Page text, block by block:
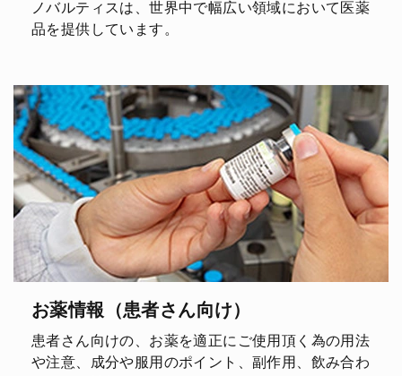
ノバルティスは、世界中で幅広い領域において医薬
品を提供しています。
お薬情報（患者さん向け）
患者さん向けの、お薬を適正にご使用頂く為の用法
や注意、成分や服用のポイント、副作用、飲み合わ